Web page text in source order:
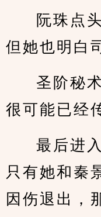
阮珠点
但她也明白
圣阶秘
很可能已经
最后进
只有她和秦
因伤退出，